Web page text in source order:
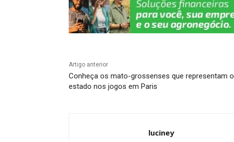
Artigo anterior
Conheça os mato-grossenses que representam o
estado nos jogos em Paris
luciney